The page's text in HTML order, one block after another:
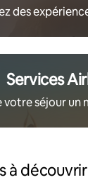
des
Services
votre séjour un
à découvrir